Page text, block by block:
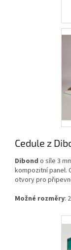
Cedule z
Dibond o síle 3
kompozitní panel.
otvory pro
Možné rozměry: